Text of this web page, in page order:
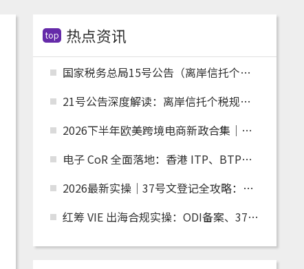
top 热点资讯
国家税务总局15号公告（离岸信托个税配套）全文解读：申报主体、时间节点、追溯资料与跨境架构整改
21号公告深度解读：离岸信托个税规则落地，红筹、高净值架构迎来重大合规变革
2026下半年欧美跨境电商新政合集｜关税、清关、环保合规全面收紧，卖家如何应对？
电子 CoR 全面落地：香港 ITP、BTP、TRP 账户跨境税务合规实操指南
2026最新实操｜37号文登记全攻略：适用人群、场景、流程及材料清单
红筹 VIE 出海合规实操：ODI备案、37 号文、FDI 备案适用场景全解析